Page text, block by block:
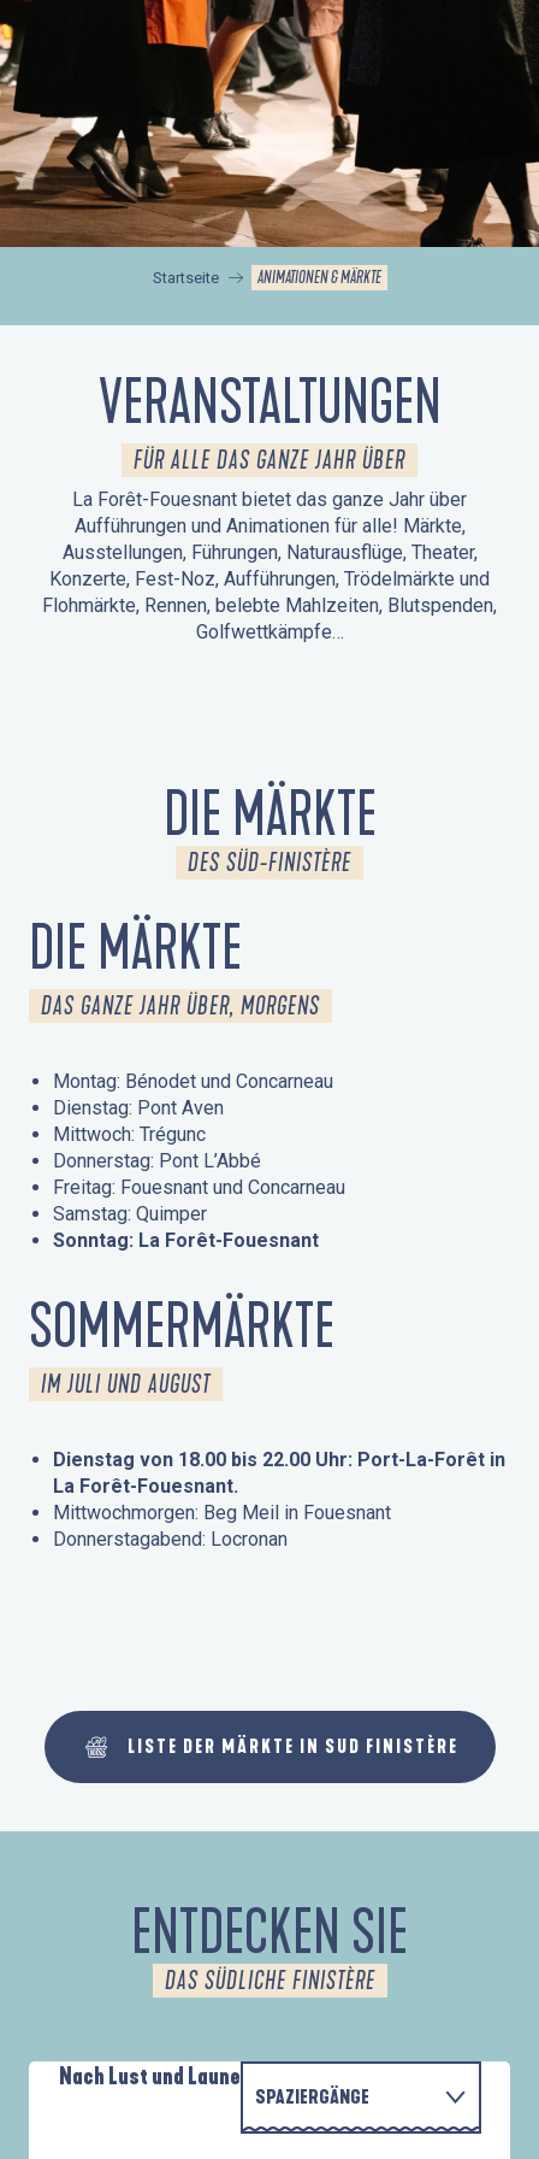
Startseite ANIMATIONEN & MÄRKTE
VERANSTALTUNGEN
FÜR ALLE DAS GANZE JAHR ÜBER
La Forêt-Fouesnant bietet das ganze Jahr über
Aufführungen und Animationen für alle! Märkte,
Ausstellungen, Führungen, Naturausflüge, Theater,
Konzerte, Fest-Noz, Aufführungen, Trödelmärkte und
Flohmärkte, Rennen, belebte Mahlzeiten, Blutspenden,
Golfwettkämpfe…
DIE MÄRKTE
DES SÜD-FINISTÈRE
DIE MÄRKTE
DAS GANZE JAHR ÜBER, MORGENS
Montag: Bénodet und Concarneau
Dienstag: Pont Aven
Mittwoch: Trégunc
Donnerstag: Pont L’Abbé
Freitag: Fouesnant und Concarneau
Samstag: Quimper
Sonntag: La Forêt-Fouesnant
SOMMERMÄRKTE
IM JULI UND AUGUST
Dienstag von 18.00 bis 22.00 Uhr: Port-La-Forêt in
La Forêt-Fouesnant.
Mittwochmorgen: Beg Meil in Fouesnant
Donnerstagabend: Locronan
LISTE DER MÄRKTE IN SUD FINISTÈRE
ENTDECKEN SIE
DAS SÜDLICHE FINISTÈRE
Nach Lust und Laune
SPAZIERGÄNGE